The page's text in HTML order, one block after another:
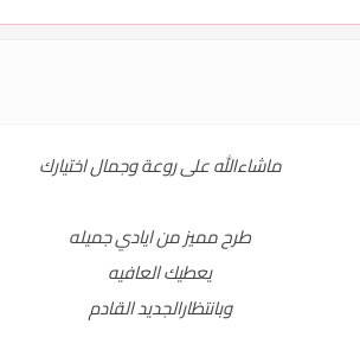
ماشاءالله على روعة وجمال اختيارك
طرح مميز من ايادي جميله
يعطيك العافيه
وبانتظارالجديد القادم